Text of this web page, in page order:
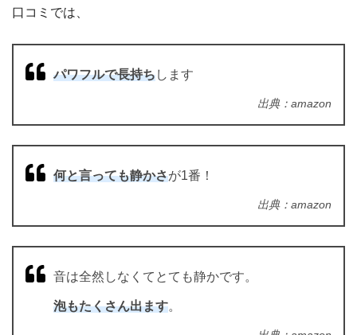
口コミでは、
パワフルで長持ちします
出典：amazon
何と言っても静かさが1番！
出典：amazon
音は全然しなくてとても静かです。
泡もたくさん出ます。